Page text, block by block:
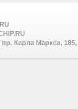
пр. Карла Маркса, 185,